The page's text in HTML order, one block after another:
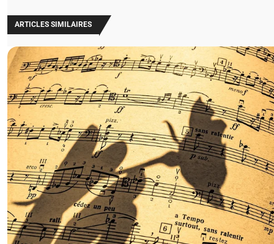
ARTICLES SIMILAIRES